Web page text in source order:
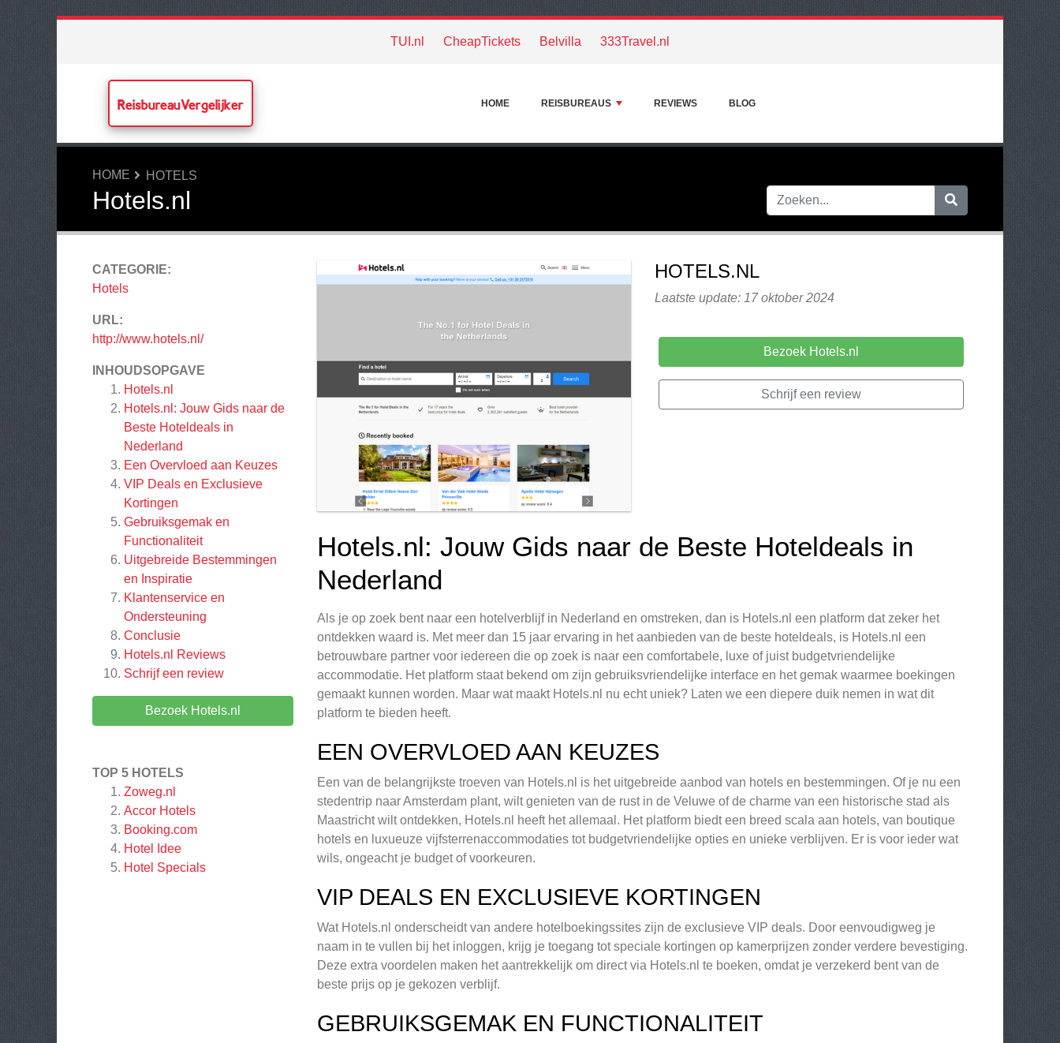
TUI.nl CheapTickets Belvilla 333Travel.nl
ReisbureauVergelijker HOME REISBUREAUS REVIEWS BLOG
HOME HOTELS
Hotels.nl
CATEGORIE:
Hotels
URL:
http://www.hotels.nl/
INHOUDSOPGAVE
Hotels.nl
Hotels.nl: Jouw Gids naar de
Beste Hoteldeals in
Nederland
Een Overvloed aan Keuzes
VIP Deals en Exclusieve
Kortingen
Gebruiksgemak en
Functionaliteit
Uitgebreide Bestemmingen
en Inspiratie
Klantenservice en
Ondersteuning
Conclusie
Hotels.nl
Reviews
Schrijf een review
Bezoek Hotels.nl
TOP 5 HOTELS
Zoweg.nl
Accor Hotels
Booking.com
Hotel Idee
Hotel Specials
HOTELS.NL
Laatste update: 17 oktober 2024
Bezoek Hotels.nl
Schrijf een review
Hotels.nl: Jouw Gids naar de Beste Hoteldeals in
Nederland
Als je op zoek bent naar een hotelverblijf in Nederland en omstreken, dan is Hotels.nl een platform dat zeker het
ontdekken waard is. Met meer dan 15 jaar ervaring in het aanbieden van de beste hoteldeals, is Hotels.nl een
betrouwbare partner voor iedereen die op zoek is naar een comfortabele, luxe of juist budgetvriendelijke
accommodatie. Het platform staat bekend om zijn gebruiksvriendelijke interface en het gemak waarmee boekingen
gemaakt kunnen worden. Maar wat maakt Hotels.nl nu echt uniek? Laten we een diepere duik nemen in wat dit
platform te bieden heeft.
EEN OVERVLOED AAN KEUZES
Een van de belangrijkste troeven van Hotels.nl is het uitgebreide aanbod van hotels en bestemmingen. Of je nu een
stedentrip naar Amsterdam plant, wilt genieten van de rust in de Veluwe of de charme van een historische stad als
Maastricht wilt ontdekken, Hotels.nl heeft het allemaal. Het platform biedt een breed scala aan hotels, van boutique
hotels en luxueuze vijfsterrenaccommodaties tot budgetvriendelijke opties en unieke verblijven. Er is voor ieder wat
wils, ongeacht je budget of voorkeuren.
VIP DEALS EN EXCLUSIEVE KORTINGEN
Wat Hotels.nl onderscheidt van andere hotelboekingssites zijn de exclusieve VIP deals. Door eenvoudigweg je
naam in te vullen bij het inloggen, krijg je toegang tot speciale kortingen op kamerprijzen zonder verdere bevestiging.
Deze extra voordelen maken het aantrekkelijk om direct via Hotels.nl te boeken, omdat je verzekerd bent van de
beste prijs op je gekozen verblijf.
GEBRUIKSGEMAK EN FUNCTIONALITEIT